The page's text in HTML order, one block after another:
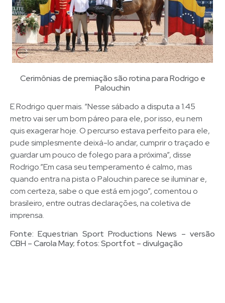
Cerimônias de premiação são rotina para Rodrigo e
Palouchin
E Rodrigo quer mais. “Nesse sábado a disputa a 1.45
metro vai ser um bom páreo para ele, por isso, eu nem
quis exagerar hoje. O percurso estava perfeito para ele,
pude simplesmente deixá-lo andar, cumprir o traçado e
guardar um pouco de folego para a próxima”, disse
Rodrigo.”Em casa seu temperamento é calmo, mas
quando entra na pista o Palouchin parece se iluminar e,
com certeza, sabe o que está em jogo”, comentou o
brasileiro, entre outras declarações, na coletiva de
imprensa.
Fonte: Equestrian Sport Productions News – versão
CBH – Carola May; fotos: Sportfot – divulgação